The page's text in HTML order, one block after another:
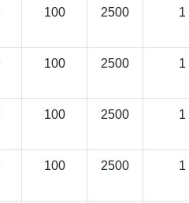
100 2500 1
100 2500 1
100 2500 1
100 2500 1